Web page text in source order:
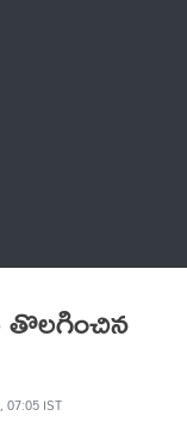
తొలగించిన
07:05 IST